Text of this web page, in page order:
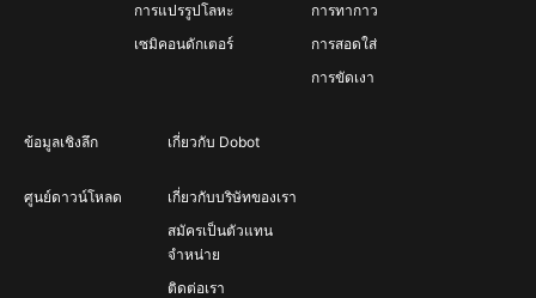
การแปรรูปโลหะ
เซมิคอนดักเตอร์
การทากาว
การสอดใส่
การขัดเงา
ข้อมูลเชิงลึก
ศูนย์ดาวน์โหลด
เกี่ยวกับ Dobot
เกี่ยวกับบริษัทของเรา
สมัครเป็นตัวแทน
จำหน่าย
ติดต่อเรา